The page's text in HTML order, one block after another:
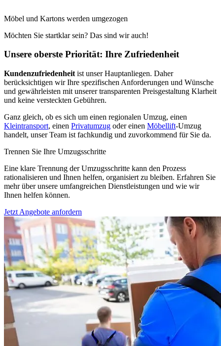
Möbel und Kartons werden umgezogen
Möchten Sie startklar sein? Das sind wir auch!
Unsere oberste Priorität: Ihre Zufriedenheit
Kundenzufriedenheit ist unser Hauptanliegen. Daher
berücksichtigen wir Ihre spezifischen Anforderungen und Wünsche
und gewährleisten mit unserer transparenten Preisgestaltung Klarheit
und keine versteckten Gebühren.
Ganz gleich, ob es sich um einen regionalen Umzug, einen
Kleintransport, einen Privatumzug oder einen Möbellift-Umzug
handelt, unser Team ist fachkundig und zuvorkommend für Sie da.
Trennen Sie Ihre Umzugsschritte
Eine klare Trennung der Umzugsschritte kann den Prozess
rationalisieren und Ihnen helfen, organisiert zu bleiben. Erfahren Sie
mehr über unsere umfangreichen Dienstleistungen und wie wir
Ihnen helfen können.
Jetzt Angebote anfordern